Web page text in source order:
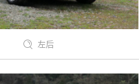
左后